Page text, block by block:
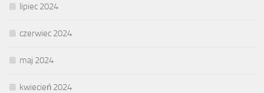
lipiec 2024
czerwiec 2024
maj 2024
kwiecień 2024